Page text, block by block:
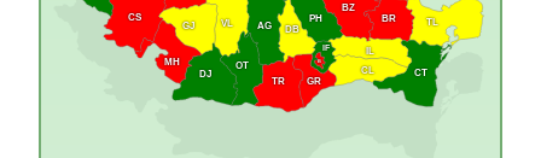
CS PH
IF
BZ
BR TL
CT
GR
DB
AG
VL
DJ
GJ
MH
OT
TR
B
CL
IL